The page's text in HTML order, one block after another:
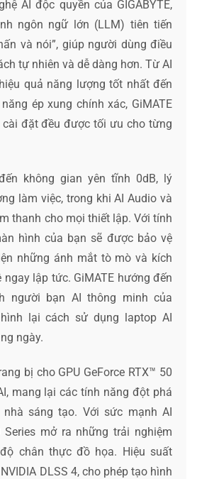
AI độc quyền của GIGABYTE,
ngôn ngữ lớn (LLM) tiên tiến
và nói”, giúp người dùng điều
tự nhiên và dễ dàng hơn. Từ AI
quả năng lượng tốt nhất đến
ép xung chính xác, GiMATE
đặt đều được tối ưu cho từng
không gian yên tĩnh 0dB, lý
làm việc, trong khi AI Audio và
thanh cho mọi thiết lập. Với tính
hình của bạn sẽ được bảo vệ
những ánh mắt tò mò và kích
ngay lập tức. GiMATE hướng đến
người bạn AI thông minh của
lại cách sử dụng laptop AI
ngày.
bị cho GPU GeForce RTX™ 50
mang lại các tính năng đột phá
sáng tạo. Với sức mạnh AI
mở ra những trải nghiệm
chân thực đồ họa. Hiệu suất
DLSS 4, cho phép tạo hình